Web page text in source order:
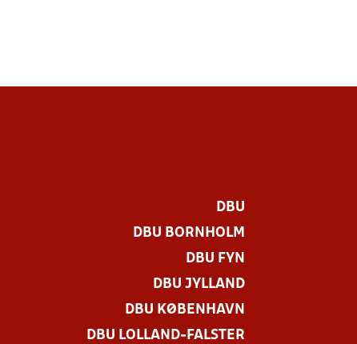
DBU
DBU BORNHOLM
DBU FYN
DBU JYLLAND
DBU KØBENHAVN
DBU LOLLAND-FALSTER